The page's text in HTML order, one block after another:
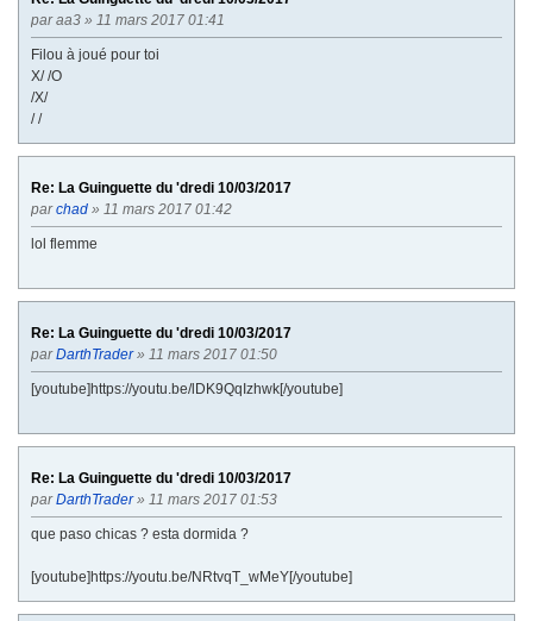
paraa3 » 11 mars 2017 01:41
Filou à joué pour toi
X/ /O
/X/
/ /
Re: La Guinguette du 'dredi 10/03/2017
parchad » 11 mars 2017 01:42
lol flemme
Re: La Guinguette du 'dredi 10/03/2017
parDarthTrader» 11 mars 2017 01:50
[youtube]https://youtu.be/lDK9QqIzhwk[/youtube]
Re: La Guinguette du 'dredi 10/03/2017
parDarthTrader» 11 mars 2017 01:53
que paso chicas ? esta dormida ?
[youtube]https://youtu.be/NRtvqT_wMeY[/youtube]